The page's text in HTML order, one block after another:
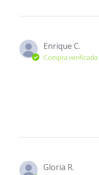
Enrique C.
Compra verificada
Gloria R.